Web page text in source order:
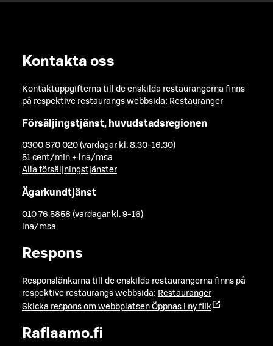
Kontakta oss
Kontaktuppgifterna till de enskilda restaurangerna finns
på respektive restaurangs webbsida: Restauranger
Försäljingstjänst, huvudstadsregionen
0300 870 020 (vardagar kl. 8.30-16.30)
51 cent/min + lna/msa
Alla försäljningstjänster
Ägarkundtjänst
010 76 5858 (vardagar kl. 9-16)
lna/msa
Respons
Responslänkarna till de enskilda restaurangerna finns på
respektive restaurangs webbsida: Restauranger
Skicka respons om webbplatsen Öppnas i ny flik
Raflaamo.fi